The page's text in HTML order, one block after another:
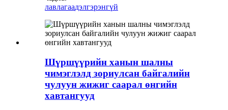
лавлагаадэлгэрэнгүй
Шүршүүрийн ханын шалны
чимэглэлд зориулсан байгалийн
чулуун жижиг саарал өнгийн
хавтангууд